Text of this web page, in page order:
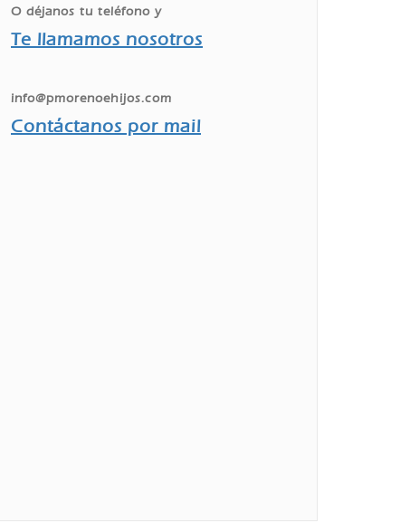
O déjanos tu teléfono y
Te llamamos nosotros
info@pmorenoehijos.com
Contáctanos por mail